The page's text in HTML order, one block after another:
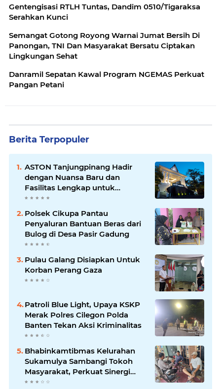
Gentengisasi RTLH Tuntas, Dandim 0510/Tigaraksa
Serahkan Kunci
Semangat Gotong Royong Warnai Jumat Bersih Di
Panongan, TNI Dan Masyarakat Bersatu Ciptakan
Lingkungan Sehat
Danramil Sepatan Kawal Program NGEMAS Perkuat
Pangan Petani
Berita Terpopuler
ASTON Tanjungpinang Hadir
dengan Nuansa Baru dan
Fasilitas Lengkap untuk
Kenyamanan Tamu
Polsek Cikupa Pantau
Penyaluran Bantuan Beras dari
Bulog di Desa Pasir Gadung
Pulau Galang Disiapkan Untuk
Korban Perang Gaza
Patroli Blue Light, Upaya KSKP
Merak Polres Cilegon Polda
Banten Tekan Aksi Kriminalitas
Bhabinkamtibmas Kelurahan
Sukamulya Sambangi Tokoh
Masyarakat, Perkuat Sinergi
Jaga Kamtibmas